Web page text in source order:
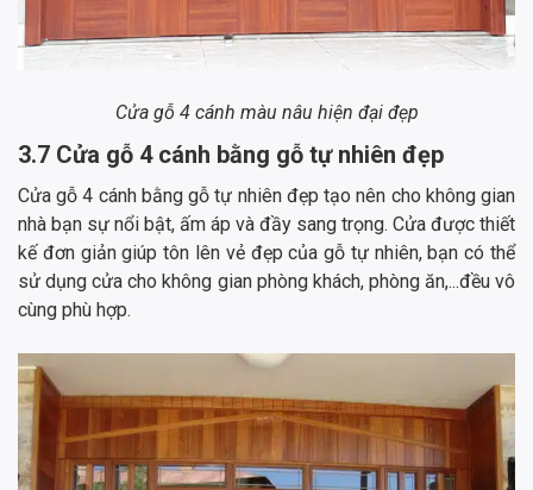
Cửa gỗ 4 cánh màu nâu hiện đại đẹp
3.7 Cửa gỗ 4 cánh bằng gỗ tự nhiên đẹp
Cửa gỗ 4 cánh bằng gỗ tự nhiên đẹp tạo nên cho không gian
nhà bạn sự nổi bật, ấm áp và đầy sang trọng. Cửa được thiết
kế đơn giản giúp tôn lên vẻ đẹp của gỗ tự nhiên, bạn có thể
sử dụng cửa cho không gian phòng khách, phòng ăn,...đều vô
cùng phù hợp.